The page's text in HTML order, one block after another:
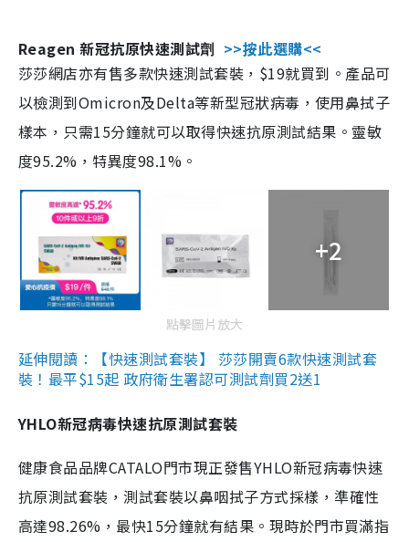
Reagen 新冠抗原快速測試劑 >>按此選購<<
莎莎網店亦有售多款快速測試套裝，$19就買到。產品可
以檢測到Omicron及Delta等新型冠狀病毒，使用鼻拭子
樣本，只需15分鐘就可以取得快速抗原測試結果。靈敏
度95.2%，特異度98.1%。
+2
點擊圖片放大
延伸閱讀：【快速測試套裝】 莎莎開賣6款快速測試套
裝！最平$15起 政府衛生署認可測試劑買2送1
YHLO新冠病毒快速抗原測試套裝
健康食品品牌CATALO門市現正發售YHLO新冠病毒快速
抗原測試套裝，測試套裝以鼻咽拭子方式採樣，準確性
高達98.26%，最快15分鐘就有結果。現時於門市買滿指